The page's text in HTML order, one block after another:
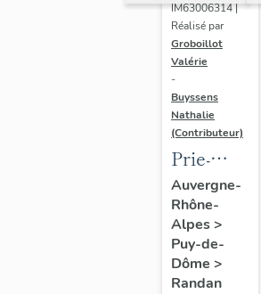
IM63006314 |
Réalisé par
Groboillot
Valérie
-
Buyssens
Nathalie
(Contributeur)
Prie-
Dieu n° 1
Auvergne-
Rhône-
Alpes>
Puy-de-
Dôme >
Randan